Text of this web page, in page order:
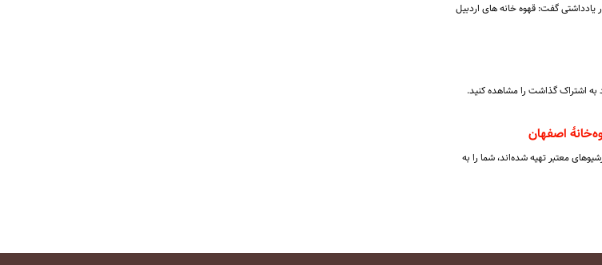
گفت: قهوه خانه های اردبیل
به اشتراک گذاشت را مشاهده کنید.
اصفهان
معتبر تهیه شده‌اند، شما را به